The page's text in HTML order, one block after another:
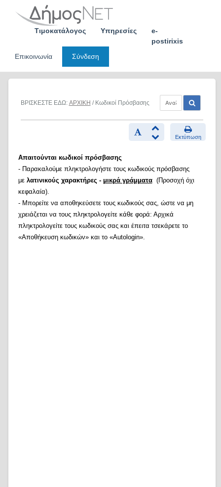
Τιμοκατάλογος Υπηρεσίες
e-
postirixis
Επικοινωνία
Σύνδεση
ΒΡΙΣΚΕΣΤΕ ΕΔΩ: ΑΡΧΙΚΗ / Κωδικοί Πρόσβασης
Εκτύπωση
Απαιτούνται κωδικοί πρόσβασης
- Παρακαλούμε πληκτρολογήστε τους κωδικούς πρόσβασης
με λατινικούς χαρακτήρες - μικρά γράμματα(Προσοχή όχι
κεφαλαία).
- Μπορείτε να αποθηκεύσετε τους κωδικούς σας, ώστε να μη
χρειάζεται να τους πληκτρολογείτε κάθε φορά: Αρχικά
πληκτρολογείτε τους κωδικούς σας και έπειτα τσεκάρετε το
«Αποθήκευση κωδικών» και το «Autologin».